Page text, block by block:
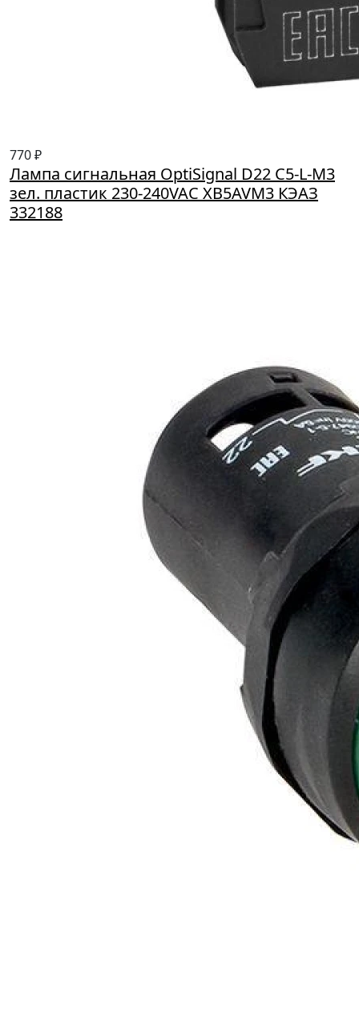
770 ₽
Лампа сигнальная OptiSignal D22 C5-L-M3
зел. пластик 230-240VAC XB5AVM3 КЭАЗ
332188